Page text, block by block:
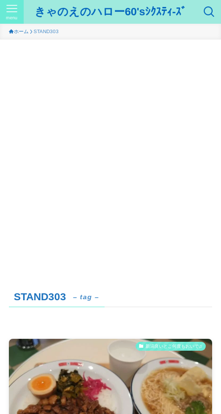
きゃのえのハロー60'sｼｸｽﾃｨ-ｽﾞ
menu
ホーム STAND303
STAND303 – tag –
新潟良いとこ何度もおいで♫